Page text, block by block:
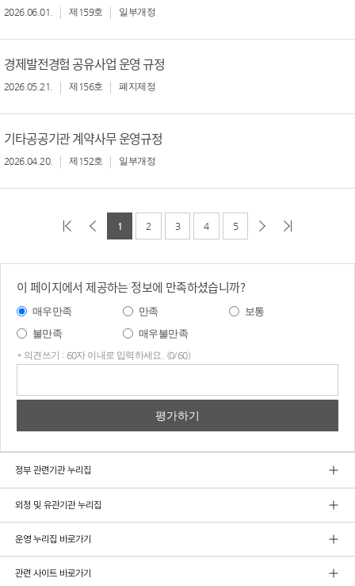
2026.06.01. 제159호 일부개정
경제발전경험 공유사업 운영 규정
2026.05.21. 제156호 폐지제정
기타공공기관 계약사무 운영규정
2026.04.20. 제152호 일부개정
1 2 3 4 5
이 페이지에서 제공하는 정보에 만족하셨습니까?
매우만족 만족
보통
불만족
매우불만족
* 의견쓰기 : 60자 이내로 입력하세요. (0/60)
정부 관련기관 누리집
외청 및 유관기관 누리집
운영 누리집 바로가기
관련 사이트 바로가기